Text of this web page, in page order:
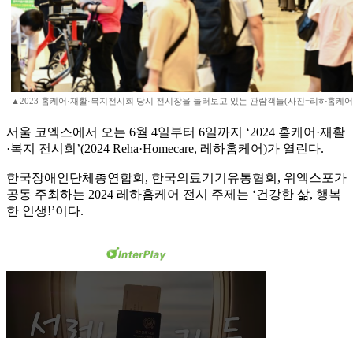
▲2023 홈케어·재활·복지전시회 당시 전시장을 둘러보고 있는 관람객들(사진=리하홈케
서울 코엑스에서 오는 6월 4일부터 6일까지 ‘2024 홈케어·재활
·복지 전시회’(2024 Reha·Homecare, 레하홈케어)가 열린다.
한국장애인단체총연합회, 한국의료기기유통협회, 위엑스포가
공동 주최하는 2024 레하홈케어 전시 주제는 ‘건강한 삶, 행복
한 인생!’이다.